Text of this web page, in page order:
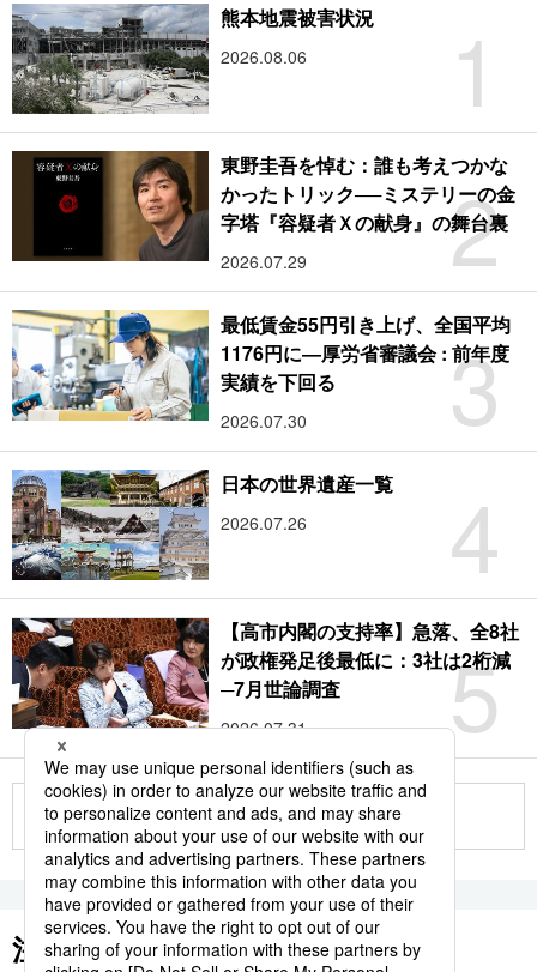
1
熊本地震被害状況
2026.08.06
2
東野圭吾を悼む：誰も考えつかな
かったトリック──ミステリーの金
字塔『容疑者Ｘの献身』の舞台裏
2026.07.29
3
最低賃金55円引き上げ、全国平均
1176円に―厚労省審議会 : 前年度
実績を下回る
2026.07.30
4
日本の世界遺産一覧
2026.07.26
5
【高市内閣の支持率】急落、全8社
が政権発足後最低に：3社は2桁減
─7月世論調査
2026.07.31
もっと見る
注目のキーワード